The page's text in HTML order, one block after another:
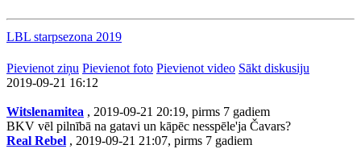
LBL starpsezona 2019
Pievienot ziņu Pievienot foto Pievienot video Sākt diskusiju
2019-09-21 16:12
Witslenamitea , 2019-09-21 20:19, pirms 7 gadiem
BKV vēl pilnībā na gatavi un kāpēc nesspēle'ja Čavars?
Real Rebel , 2019-09-21 21:07, pirms 7 gadiem